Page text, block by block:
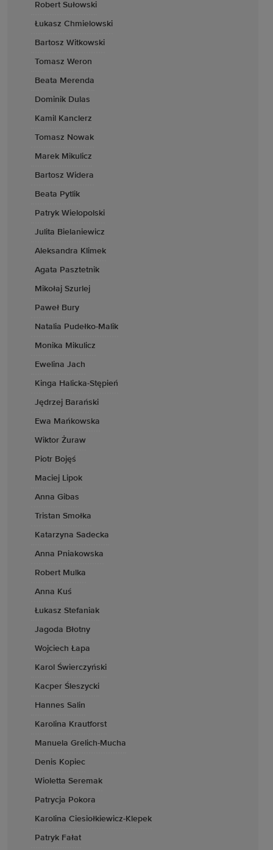
Robert Sułowski
Łukasz Chmielowski
Bartosz Witkowski
Tomasz Weron
Beata Merenda
Dominik Dulas
Kamil Kanclerz
Tomasz Nowak
Marek Mikulicz
Bartosz Widera
Beata Pytlik
Patryk Wielopolski
Julita Bielaniewicz
Aleksandra Klimek
Agata Pasztetnik
Mikołaj Szurlej
Paweł Bury
Natalia Pudełko-Malik
Monika Mikulicz
Ewelina Jach
Kinga Halicka-Stępień
Jędrzej Barański
Ewa Mańkowska
Wiktor Żuraw
Piotr Bojęś
Maciej Lipok
Anna Gibas
Tristan Smołka
Katarzyna Sadecka
Anna Pniakowska
Robert Mulka
Anna Kuś
Łukasz Stefaniak
Jagoda Błotny
Wojciech Łapa
Karol Świerczyński
Kacper Śleszycki
Hannes Salin
Karolina Krautforst
Manuela Grelich-Mucha
Denis Kopiec
Wioletta Seremak
Patrycja Pokora
Karolina Ciesiołkiewicz-Klepek
Patryk Fałat